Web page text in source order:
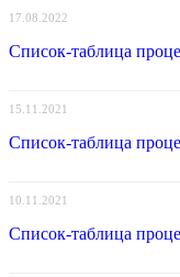
17.08.2022
Список-таблица
15.11.2021
Список-таблица
10.11.2021
Список-таблица